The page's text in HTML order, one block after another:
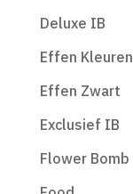
Deluxe IB
Effen Kleuren
Effen Zwart
Exclusief IB
Flower Bomb